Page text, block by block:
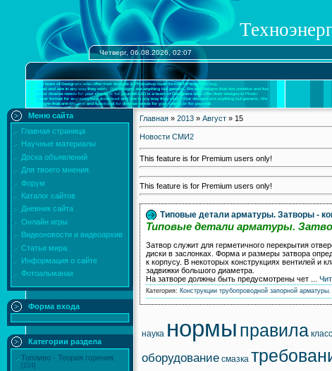
Четверг, 06.08.2026, 02:07
Меню сайта
Главная страница
Научные материалы
Доска объявлений
Для твоего мнения.
Форум
Каталог сайтов
Дневник сайта
Онлайн игры
Видеоновости и видеоархив
Статьи мира.
Информация о сайте
Фотоальманах
Форма входа
Категории раздела
Топливо - Теория горения.
[224]
Главная » 2013 » Август » 15
Новости СМИ2
This feature is for Premium users only!
This feature is for Premium users only!
Типовые детали арматуры. Затворы -
Типовые детали арматуры.
Затвор служит для герметичного перекрытия
диски в заслонках. Форма и размеры затвора
к корпусу. В некоторых конструкциях вентилей и
задвижки большого диаметра.
На затворе должны быть предусмотрены чет
Категория: Конструкции трубопроводной запорной арматуры.
наука нормы правила
оборудование смазка